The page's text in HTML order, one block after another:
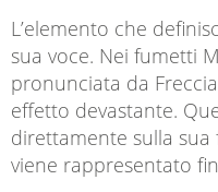
L’elemento che
sua voce. Nei fumetti
pronunciata da
effetto devastante.
direttamente sulla
viene rappresentato